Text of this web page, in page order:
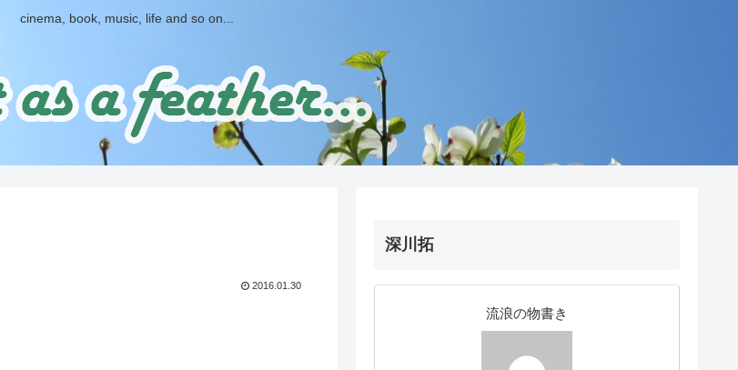
cinema, book, music, life and so on...
2016.01.30
深川拓
流浪の物書き